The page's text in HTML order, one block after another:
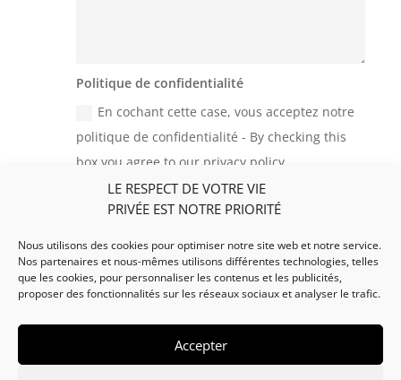
LE RESPECT DE VOTRE VIE
PRIVÉE EST NOTRE PRIORITÉ
Nous utilisons des cookies pour optimiser notre site web et notre service.
Nos partenaires et nous-mêmes utilisons différentes technologies, telles
que les cookies, pour personnaliser les contenus et les publicités,
proposer des fonctionnalités sur les réseaux sociaux et analyser le trafic.
Accepter
Politique de confidentialité
En cochant cette case, vous acceptez notre
politique de confidentialité - By checking this
box you agree to our privacy policy
11 + 14= Envoyer - Submit